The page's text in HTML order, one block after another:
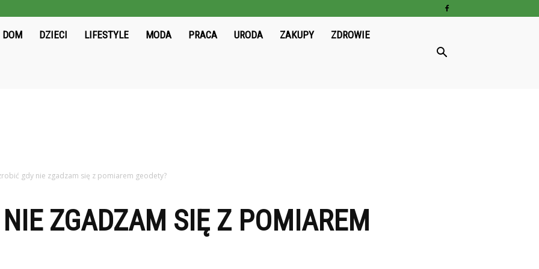
DOM DZIECI LIFESTYLE MODA PRACA URODA ZAKUPY ZDROWIE
gdy nie zgadzam się z pomiarem geodety?
ZGADZAM SIĘ Z POMIAREM